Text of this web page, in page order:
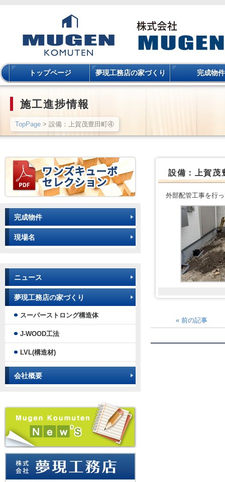
トップページ 夢現工務店の家づくり 完成物件
施工進捗情報
TopPage > 設備：上賀茂豊田町④
設備：上賀
外部配管工事を行
« 前の記事
完成物件
現場名
ニュース
夢現工務店の家づくり
スーパーストロング構造体
J-WOOD工法
LVL(構造材)
会社概要